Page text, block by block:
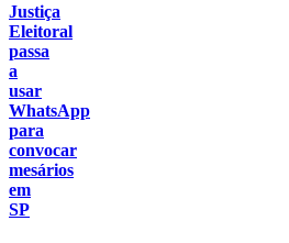
Justiça
Eleitoral
passa
a
usar
WhatsApp
para
convocar
mesários
em
SP